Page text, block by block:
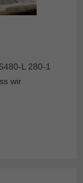
L 280-1
wir